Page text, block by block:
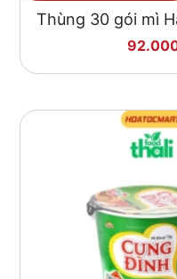
Thùng 30 gói mì
tôm chua